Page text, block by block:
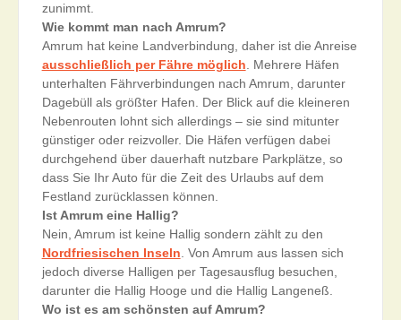
zunimmt.
Wie kommt man nach Amrum?
Amrum hat keine Landverbindung, daher ist die Anreise
ausschließlich per Fähre möglich . Mehrere Häfen
unterhalten Fährverbindungen nach Amrum, darunter
Dagebüll als größter Hafen. Der Blick auf die kleineren
Nebenrouten lohnt sich allerdings – sie sind mitunter
günstiger oder reizvoller. Die Häfen verfügen dabei
durchgehend über dauerhaft nutzbare Parkplätze, so
dass Sie Ihr Auto für die Zeit des Urlaubs auf dem
Festland zurücklassen können.
Ist Amrum eine Hallig?
Nein, Amrum ist keine Hallig sondern zählt zu den
Nordfriesischen Inseln . Von Amrum aus lassen sich
jedoch diverse Halligen per Tagesausflug besuchen,
darunter die Hallig Hooge und die Hallig Langeneß.
Wo ist es am schönsten auf Amrum?